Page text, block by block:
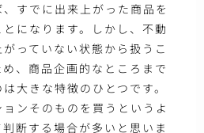
すでに出来上がった商品を
になります。しかし、不動
っていない状態から扱うこ
、商品企画的なところまで
大きな特徴のひとつです。
ンそのものを買うというよ
断する場合が多いと思いま